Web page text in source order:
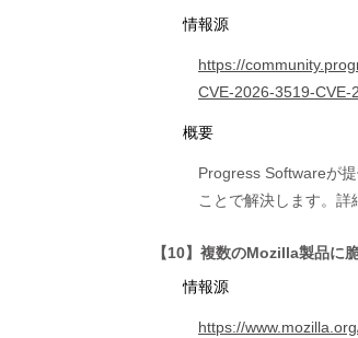
情報源
https://
CVE-2026-3519-
概要
Progress Softwareが
ことで解決します。詳
【10】複数のMozilla製品に
情報源
https://